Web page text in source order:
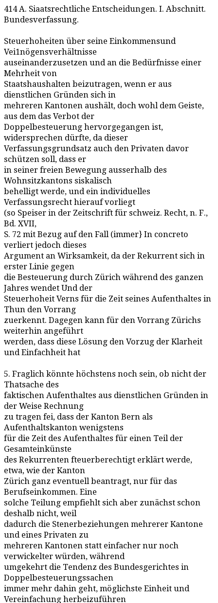
414 A. Siaatsrechtliche Entscheidungen. I. Abschnitt.
Bundesverfassung.
Steuerhoheiten über seine Einkommensund
Vei1nögensverhältnisse
auseinanderzusetzen und an die Bedürfnisse einer
Mehrheit von
Staatshaushalten beizutragen, wenn er aus
dienstlichen Gründen sich in
mehreren Kantonen aushält, doch wohl dem Geiste,
aus dem das Verbot der
Doppelbesteuerung hervorgegangen ist,
widersprechen dürfte, da dieser
Verfassungsgrundsatz auch den Privaten davor
schützen soll, dass er
in seiner freien Bewegung ausserhalb des
Wohnsitzkantons siskalisch
behelligt werde, und ein individuelles
Verfassungsrecht hierauf vorliegt
(so Speiser in der Zeitschrift für schweiz. Recht, n. F.,
Bd. XVII,
S. 72 mit Bezug auf den Fall (immer} In concreto
verliert jedoch dieses
Argument an Wirksamkeit, da der Rekurrent sich in
erster Linie gegen
die Besteuerung durch Zürich während des ganzen
Jahres wendet Und der
Steuerhoheit Verns für die Zeit seines Aufenthaltes in
Thun den Vorrang
zuerkennt. Dagegen kann für den Vorrang Zürichs
weiterhin angeführt
werden, dass diese Lösung den Vorzug der Klarheit
und Einfachheit hat
5. Fraglich könnte höchstens noch sein, ob nicht der
Thatsache des
faktischen Aufenthaltes aus dienstlichen Gründen in
der Weise Rechnung
zu tragen fei, dass der Kanton Bern als
Aufenthaltskanton wenigstens
für die Zeit des Aufenthaltes für einen Teil der
Gesamteinkünste
des Rekurrenten fteuerberechtigt erklärt werde,
etwa, wie der Kanton
Zürich ganz eventuell beantragt, nur für das
Berufseinkommen. Eine
solche Teilung empfiehlt sich aber zunächst schon
deshalb nicht, weil
dadurch die Stenerbeziehungen mehrerer Kantone
und eines Privaten zu
mehreren Kantonen statt einfacher nur noch
verwickelter würden, während
umgekehrt die Tendenz des Bundesgerichtes in
Doppelbesteuerungssachen
immer mehr dahin geht, möglichste Einheit und
Vereinfachung herbeizuführen